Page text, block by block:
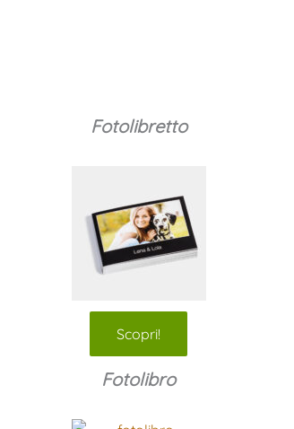
Fotolibretto
Scopri!
Fotolibro